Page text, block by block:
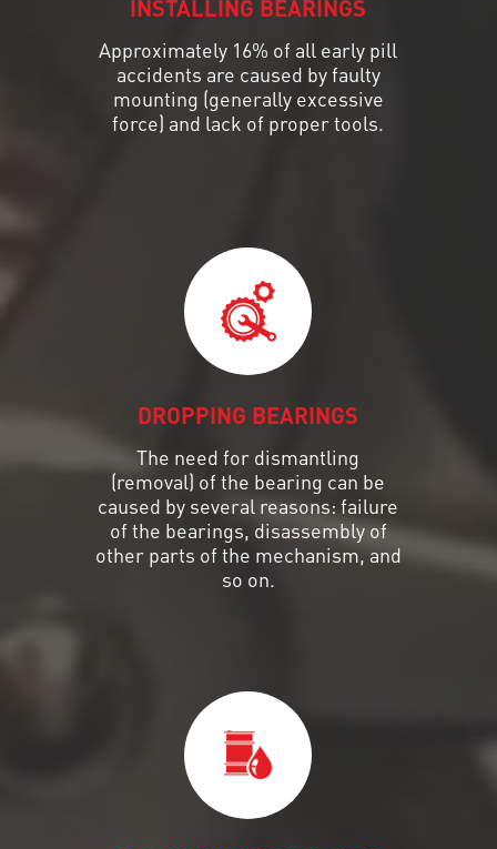
INSTALLING BEARINGS
Approximately 16% of all early pill
accidents are caused by faulty
mounting (generally excessive
force) and lack of proper tools.
DROPPING BEARINGS
The need for dismantling
(removal) of the bearing can be
caused by several reasons: failure
of the bearings, disassembly of
other parts of the mechanism, and
so on.